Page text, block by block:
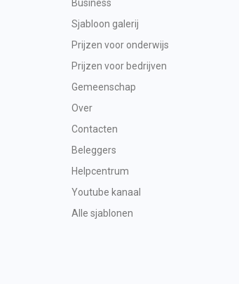
Business
Sjabloon galerij
Prijzen voor onderwijs
Prijzen voor bedrijven
Gemeenschap
Over
Contacten
Beleggers
Helpcentrum
Youtube kanaal
Alle sjablonen